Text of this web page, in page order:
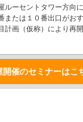
ルーセントタワー方向
または１０番出口がお
計画（仮称）により再
開催のセミナーはこ